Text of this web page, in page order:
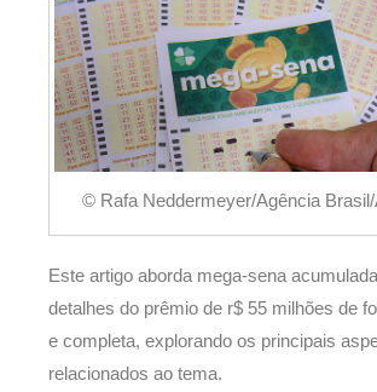
© Rafa Neddermeyer/Agência
Este artigo aborda mega-sena
detalhes do prêmio de r$ 55 milhões de
e completa, explorando os principais
relacionados ao tema.